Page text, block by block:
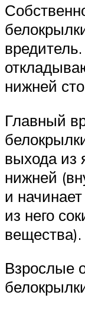
нижней
Главный
выхода из
нижней
и
из него
вещества).
Взрослые